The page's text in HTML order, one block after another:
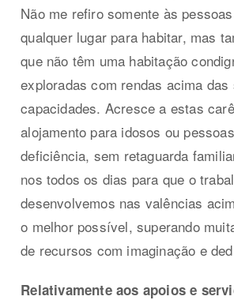
Não me refiro somente às
qualquer lugar para habitar, mas
que não têm uma habitação
exploradas com rendas acima das
capacidades. Acresce a estas
alojamento para idosos ou
deficiência, sem retaguarda
nos todos os dias para que o
desenvolvemos nas valências
o melhor possível, superando
de recursos com imaginação e
Relativamente aos apoios e